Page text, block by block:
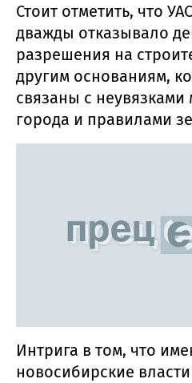
Стоит отметить, что
дважды отказывало
разрешения на
другим основаниям,
связаны с
города и правилами
Интрига в том, что
новосибирские